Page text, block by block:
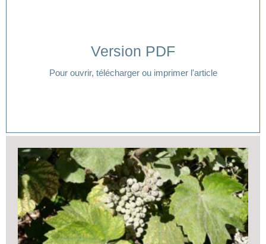
Version PDF
Pour ouvrir, télécharger ou imprimer l'article
Cliquer ici